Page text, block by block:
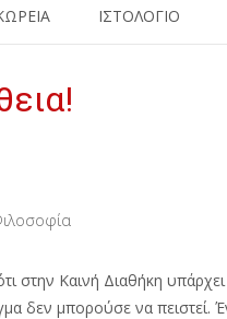
ΙΣΤΟΛΌΓΙΟ
στην Καινή Διαθήκη
δεν μπορούσε να πειστεί.